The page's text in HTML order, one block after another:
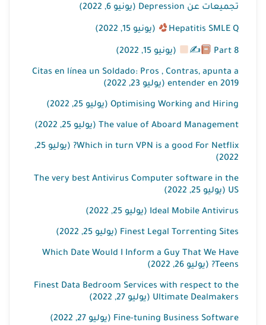
تجميعات عن Depression (يونيو 6, 2022)
Hepatitis SMLE Q (يونيو 15, 2022)
Part 8
✍ (يونيو 15, 2022)
Citas en línea un Soldado: Pros , Contras, apunta a
entender en 2019 (يوليو 23, 2022)
Optimising Working and Hiring (يوليو 25, 2022)
The value of Aboard Management (يوليو 25, 2022)
Which in turn VPN is a good For Netflix? (يوليو 25,
2022)
The very best Antivirus Computer software in the
US (يوليو 25, 2022)
Ideal Mobile Antivirus (يوليو 25, 2022)
Finest Legal Torrenting Sites (يوليو 25, 2022)
Which Date Would I Inform a Guy That We Have
Teens? (يوليو 26, 2022)
Finest Data Bedroom Services with respect to the
Ultimate Dealmakers (يوليو 27, 2022)
Fine-tuning Business Software (يوليو 27, 2022)